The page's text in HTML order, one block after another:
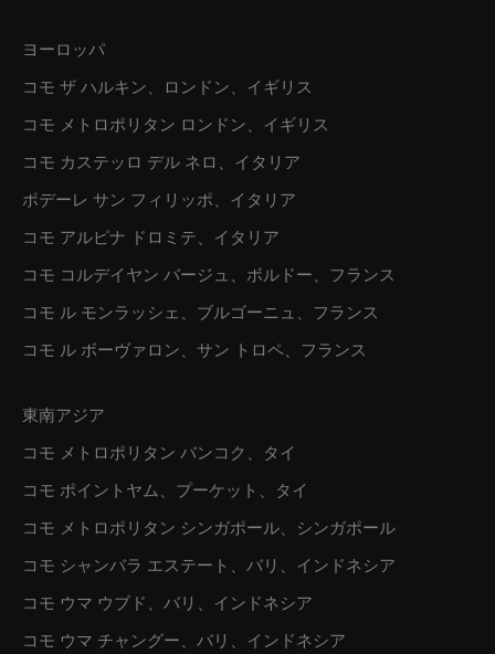
ヨーロッパ
コモ ザ ハルキン、ロンドン、イギリス
コモ メトロポリタン ロンドン、イギリス
コモ カステッロ デル ネロ、イタリア
ポデーレ サン フィリッポ、イタリア
コモ アルピナ ドロミテ、イタリア
コモ コルデイヤン バージュ、ボルドー、フランス
コモ ル モンラッシェ、ブルゴーニュ、フランス
コモ ル ボーヴァロン、サン トロペ、フランス
東南アジア
コモ メトロポリタン バンコク、タイ
コモ ポイントヤム、プーケット、タイ
コモ メトロポリタン シンガポール、シンガポール
コモ シャンバラ エステート、バリ、インドネシア
コモ ウマ ウブド、バリ、インドネシア
コモ ウマ チャングー、バリ、インドネシア